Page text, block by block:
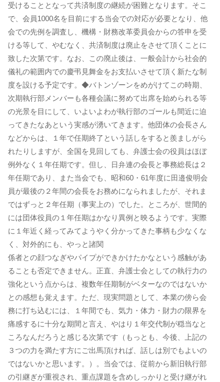
受けることとなって共済制度の継続が困難となります。そこ
で、会員1000名を目前にする当会での対応が必要となり、他
会での先例を調査し、機構・財務改革委員会からの答申を受
ける等して、やむなく、共済制度は廃止をさせて頂くことに
致した次第です。なお、この廃止後は、一般会計から社会的
儀礼の範囲内での慶弔見舞金をお支払いさせて頂く新たな制
度を設ける予定です。◆バトンゾーンをめがけてこの時期、
次期執行部メンバーも各種会議に努めて出席を始められる等
の光景を目にして、いよいよわが執行部のゴールも間近に迫
ってきたなあという実感が湧いてきます。他団体の会長さん
などからは、１年で任期終了という話しをすると羨ましがら
れたりしますが、全国を見回しても、弁護士会の役員はほぼ
例外なく１年任期です。但し、日弁連の会長と事務総長は２
年任期であり、また当会でも、昭和60・61年度に田邉俊明会
員が最後の２年間の会長をお務めになられましたが、それま
ではずっと２年任期（事実上の）でした。ところが、世間的
には団体役員の１年任期はかなり異例と映るようです。実際
に１年近く経ってみてようやく分かってきた事柄も少なくな
く、対外的にも、やっと諸関
係者との顔つなぎやパイプができかけたかなという感触があ
ることも否定できません。正直、弁護士会としての執行力の
強化という点からは、複数年任期制がベターなのではないか
との感想も覚えます。ただ、現実問題として、本業の傍ら会
務に打ち込むには、１年間でも、気力・体力・財力の限界を
痛感するに十分な期間と言え、やはり１年交代制が穏当なと
ころなんだろうと感じる次第です（もっとも、今後、上記の
３つの力を満たす方にご出馬頂ければ、話しは別でもよいの
ではないかと思います。）。当会では、従前から新旧執行部
の引継ぎが重視され、重点課題を含めしっかりと受け継がれ